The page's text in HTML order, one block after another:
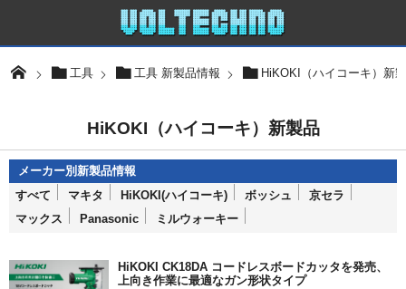
工具 工具 新製品情報 HiKOKI（ハイコーキ）新
HiKOKI（ハイコーキ）新製品
すべて マキタ HiKOKI(ハイコーキ) ボッシュ
京セラ
マックス
Panasonic ミルウォーキー
HiKOKI CK18DA コードレスボードカッタを発売、
上向き作業に最適なガン形状タイプ